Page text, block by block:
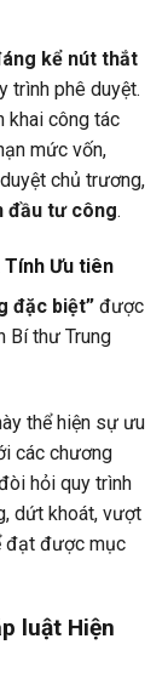
kể nút thắt
trình phê duyệt.
khai công tác
mức vốn,
chủ trương,
đầu tư công.
Tính Ưu tiên
đặc biệt” được
Bí thư Trung
thể hiện sự ưu
các chương
hỏi quy trình
dứt khoát, vượt
đạt được mục
luật Hiện